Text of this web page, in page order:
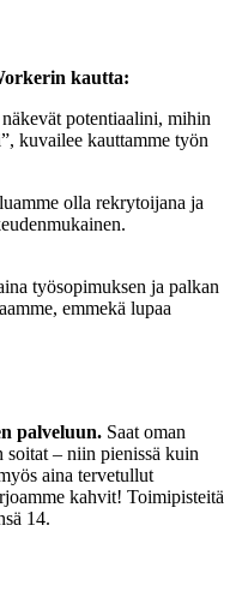
kautta:
potentiaalini, mihin
kuvailee kauttamme työn
olla rekrytoijana ja
työsopimuksen ja palkan
emmekä lupaa
palveluun. Saat oman
soitat – niin pienissä kuin
aina tervetullut
kahvit! Toimipisteitä
14.